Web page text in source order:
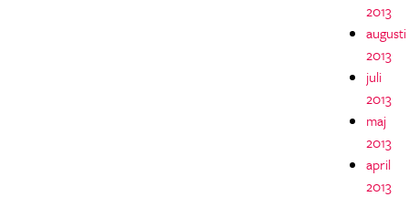
2013
augusti
2013
juli
2013
maj
2013
april
2013